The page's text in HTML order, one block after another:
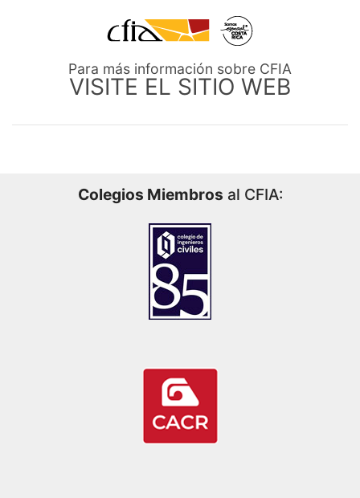
Para más información sobre CFIA
VISITE EL SITIO WEB
Colegios Miembros al CFIA: